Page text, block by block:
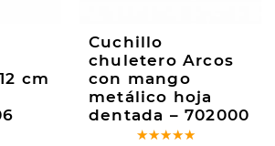
cm
Cuchillo
chuletero Arcos
con mango
metálico hoja
dentada – 702000